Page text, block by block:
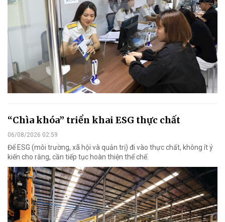
“Chìa khóa” triển khai ESG thực chất
06/08/2026 02:59
Để ESG (môi trường, xã hội và quản trị) đi vào thực chất, không ít ý
kiến cho rằng, cần tiếp tục hoàn thiện thể chế.